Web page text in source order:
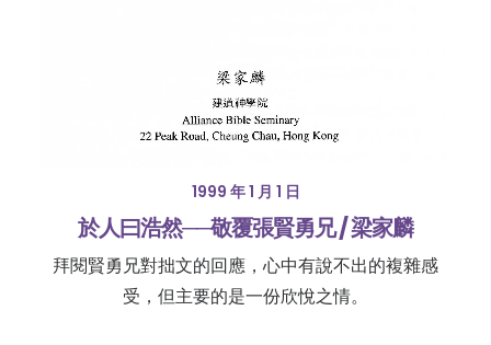
1999 年 1 月 1 日
於人曰浩然──敬覆張賢勇兄 / 梁家麟
拜閱賢勇兄對拙文的回應，心中有說不出的複雜感
受，但主要的是一份欣悅之情。